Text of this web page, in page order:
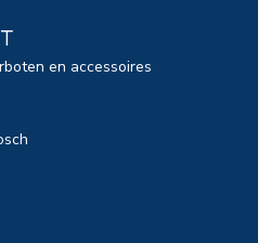
en accessoires